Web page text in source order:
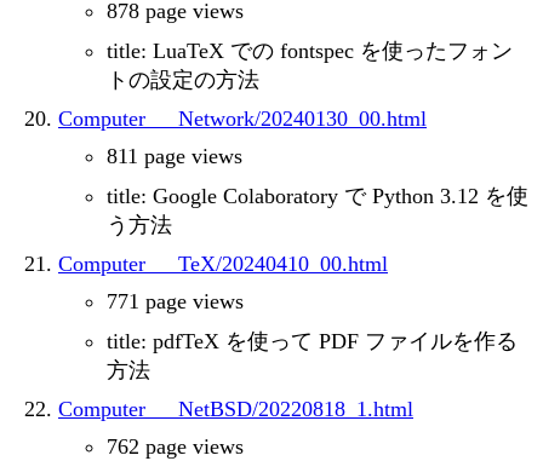
878 page views
title: LuaTeX での fontspec を使ったフォン
トの設定の方法
Computer___Network/20240130_00.html
811 page views
title: Google Colaboratory で Python 3.12 を使
う方法
Computer___TeX/20240410_00.html
771 page views
title: pdfTeX を使って PDF ファイルを作る
方法
Computer___NetBSD/20220818_1.html
762 page views